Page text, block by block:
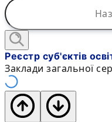
Реєстр суб'єктів
Заклади загальної